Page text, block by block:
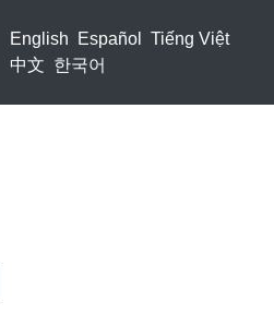
English Español
Tiếng Việt
中文 한국어